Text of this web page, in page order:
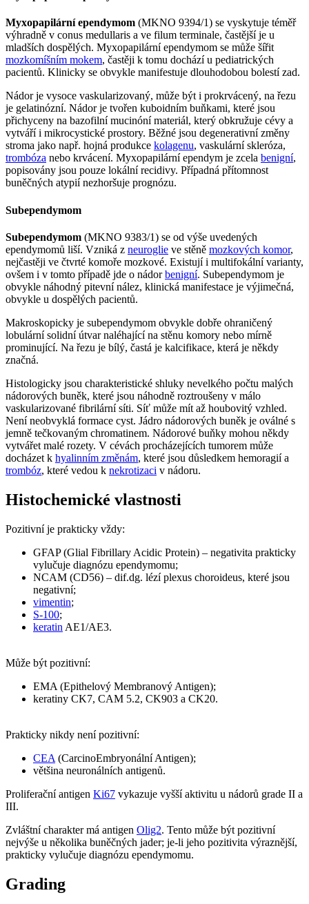
Myxopapilární ependymom (MKNO 9394/1) se vyskytuje téměř
výhradně v conus medullaris a ve filum terminale, častější je u
mladších dospělých. Myxopapilární ependymom se může šířit
mozkomíšním mokem, častěji k tomu dochází u pediatrických
pacientů. Klinicky se obvykle manifestuje dlouhodobou bolestí zad.
Nádor je vysoce vaskularizovaný, může být i prokrvácený, na řezu
je gelatinózní. Nádor je tvořen kuboidním buňkami, které jsou
přichyceny na bazofilní mucinóní materiál, který obkružuje cévy a
vytváří i mikrocystické prostory. Běžné jsou degenerativní změny
stroma jako např. hojná produkce kolagenu, vaskulární skleróza,
trombóza nebo krvácení. Myxopapilární ependym je zcela benigní,
popisovány jsou pouze lokální recidivy. Případná přítomnost
buněčných atypií nezhoršuje prognózu.
Subependymom
Subependymom (MKNO 9383/1) se od výše uvedených
ependymomů liší. Vzniká z neuroglie ve stěně mozkových komor,
nejčastěji ve čtvrté komoře mozkové. Existují i multifokální varianty,
ovšem i v tomto případě jde o nádorbenigní. Subependymom je
obvykle náhodný pitevní nález, klinická manifestace je výjimečná,
obvykle u dospělých pacientů.
Makroskopicky je subependymom obvykle dobře ohraničený
lobulární solidní útvar naléhající na stěnu komory nebo mírně
prominující. Na řezu je bílý, častá je kalcifikace, která je někdy
značná.
Histologicky jsou charakteristické shluky nevelkého počtu malých
nádorových buněk, které jsou náhodně roztroušeny v málo
vaskularizované fibrilární síti. Síť může mít až houbovitý vzhled.
Není neobvyklá formace cyst. Jádro nádorových buněk je oválné s
jemně tečkovaným chromatinem. Nádorové buňky mohou někdy
vytvářet malé rozety. V cévách procházejících tumorem může
docházet k hyalinním změnám, které jsou důsledkem hemoragií a
trombóz, které vedou k nekrotizaci v nádoru.
Histochemické vlastnosti
Pozitivní je prakticky vždy:
GFAP (Glial Fibrillary Acidic Protein) – negativita prakticky
vylučuje diagnózu ependymomu;
NCAM (CD56) – dif.dg. lézí plexus choroideus, které jsou
negativní;
vimentin;
S-100;
keratin AE1/AE3.
Může být pozitivní:
EMA (Epithelový Membranový Antigen);
keratiny CK7, CAM 5.2, CK903 a CK20.
Prakticky nikdy není pozitivní:
CEA (CarcinoEmbryonální Antigen);
většina neuronálních antigenů.
Proliferační antigen Ki67 vykazuje vyšší aktivitu u nádorů grade II a
III.
Zvláštní charakter má antigen Olig2. Tento může být pozitivní
nejvýše u několika buněčných jader; je-li jeho pozitivita výraznější,
prakticky vylučuje diagnózu ependymomu.
Grading